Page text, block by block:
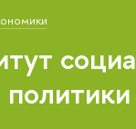
политики